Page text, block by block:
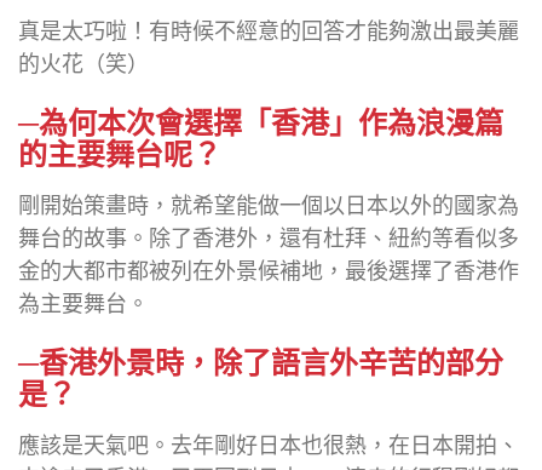
真是太巧啦！有時候不經意的回答才能夠激出最美麗
的火花（笑）
─為何本次會選擇「香港」作為浪漫篇
的主要舞台呢？
剛開始策畫時，就希望能做一個以日本以外的國家為
舞台的故事。除了香港外，還有杜拜、紐約等看似多
金的大都市都被列在外景候補地，最後選擇了香港作
為主要舞台。
─香港外景時，除了語言外辛苦的部分
是？
應該是天氣吧。去年剛好日本也很熱，在日本開拍、